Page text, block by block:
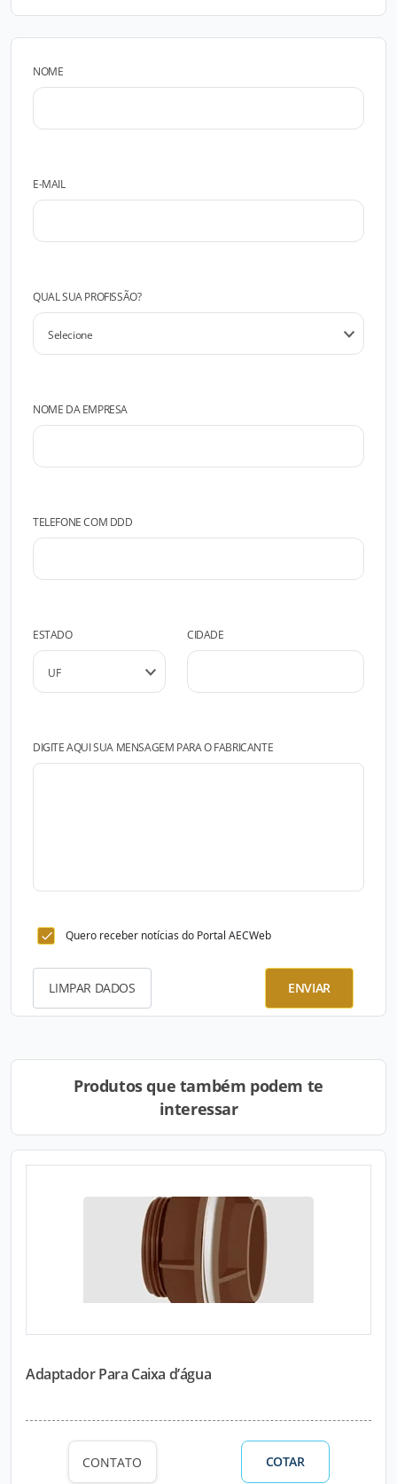
NOME
E-MAIL
QUAL SUA PROFISSÃO?
NOME DA EMPRESA
TELEFONE COM DDD
ESTADO CIDADE
DIGITE AQUI SUA MENSAGEM PARA O FABRICANTE
Quero receber notícias do Portal AECWeb
LIMPAR DADOS ENVIAR
Produtos que também podem te
interessar
Adaptador Para Caixa d’água
CONTATO COTAR